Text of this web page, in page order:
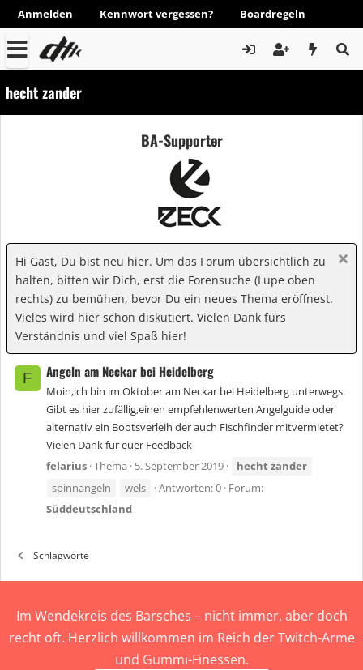
Anmelden Kennwort vergessen? Boardregeln
hecht zander
BA-Supporter
Hi Gast, Du bist neu hier. Um das Forum übersichtlich zu
halten, bitten wir Dich, erst die Forensuche (Lupe oben
rechts) zu bemühen, bevor Du ein neues Thema eröffnest.
Vieles wird hier schon diskutiert. Vielen Dank fürs
Verständnis und viel Spaß hier!
F Angeln am Neckar bei Heidelberg
Moin,ich bin im Oktober am Neckar bei Heidelberg unterwegs.
Gibt es hier zufällig,einen empfehlenwerten Angelguide oder
alternativ ein Bootsverleih der auch Fischfinder mitvermietet?
Vielen Dank für euer Feedback
felarius Thema 5. September 2019 hecht zander
spinnangeln
wels Antworten: 0 Forum:
Süddeutschland
Schlagworte
Im Wendekreis des Barsches – nicht immer, aber doch
recht oft. Herzlich willkommen im Reich der Twitch-Arme
und Gummi-Finessen.